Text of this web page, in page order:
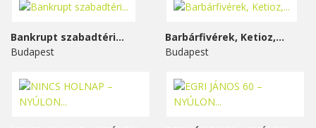
Bankrupt szabadtéri...
Budapest
Barbárfivérek, Ketioz,...
Budapest